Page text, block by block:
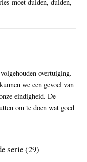
moet duiden, dulden,
overtuiging.
we een gevoel van
eindigheid. De
om te doen wat goed
serie (29)